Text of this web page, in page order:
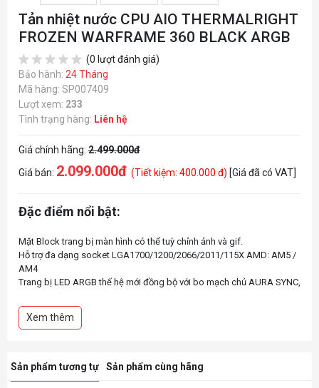
Tản nhiệt nước CPU AIO THERMALRIGHT
FROZEN WARFRAME 360 BLACK ARGB
(0 lượt đánh giá)
Bảo hành: 24 Tháng
Mã hàng: SP007409
Lượt xem: 233
Tình trạng hàng: Liên hệ
Giá chính hãng: 2.499.000đ
Giá bán: 2.099.000đ (Tiết kiệm: 400.000 đ) [Giá đã có VAT]
Đặc điểm nổi bật:
Mặt Block trang bị màn hình có thể tuỳ chỉnh ảnh và gif.
Hỗ trợ đa dạng socket LGA1700/1200/2066/2011/115X AMD: AM5 /
AM4
Trang bị LED ARGB thế hệ mới đồng bộ với bo mạch chủ AURA SYNC,
Quạt thế hệ mới với cao su chống rung lắp đặt sẵn hiệu năng cao
Ống nước bọc dù cao cấp dài 400mm đảm bảo hoạt động bền bỉ
Xem thêm
Sản phẩm tương tự Sản phẩm cùng hãng